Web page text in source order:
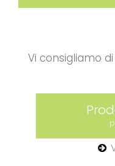
Vi consigliamo